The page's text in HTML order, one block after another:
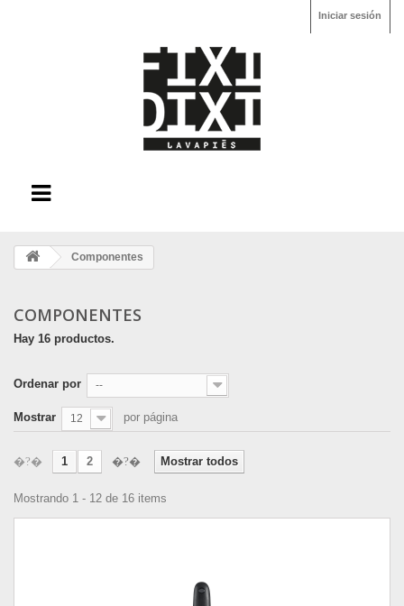
Iniciar sesión
Componentes
COMPONENTES
Hay 16 productos.
Ordenar por --
Mostrar 12 por página
Mostrar todos
1 2
Mostrando 1 - 12 de 16 items